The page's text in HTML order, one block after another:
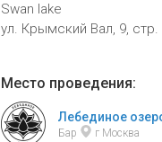
Swan lake
ул. Крымский Вал, 9, стр.
Место проведения:
Лебединое
Бар г Москва